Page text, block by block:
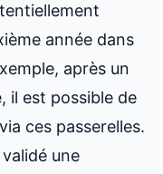
année dans
après un
il est possible de
ces passerelles.
une